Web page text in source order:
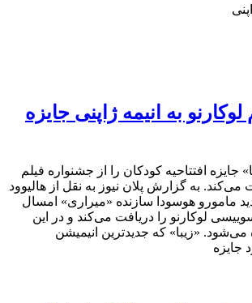
به انیمه ژاپنی جایزه
جایزه افتتاحیه کودکان را از جشنواره فیلم
۲۰۲۱ دریافت می‌کند. به گزارش پلان نیوز به نقل از هالیوود
مامورو هوسودا سازنده «میراری» امسال
لوکارنو را دریافت می‌کند و در این
می‌شود. «زیبا» که جدیدترین انیمیشن
جایزه